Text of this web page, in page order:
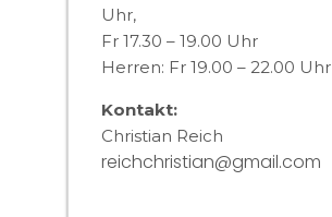
Uhr,
Fr 17.30 – 19.00 Uhr
Herren: Fr 19.00 – 22.00 Uhr
Kontakt:
Christian Reich
reichchristian@gmail.com